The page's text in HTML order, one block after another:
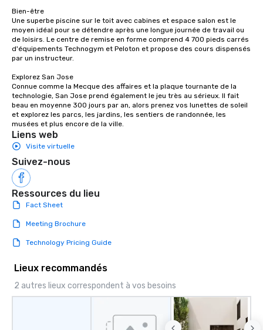
Bien-être
Une superbe piscine sur le toit avec cabines et espace salon est le
moyen idéal pour se détendre après une longue journée de travail ou
de loisirs. Le centre de remise en forme comprend 4 700 pieds carrés
d'équipements Technogym et Peloton et propose des cours dispensés
par un instructeur.
Explorez San Jose
Connue comme la Mecque des affaires et la plaque tournante de la
technologie, San Jose prend également le jeu très au sérieux. Il fait
beau en moyenne 300 jours par an, alors prenez vos lunettes de soleil
et explorez les parcs, les jardins, les sentiers de randonnée, les
musées et plus encore de la ville.
Liens web
Visite virtuelle
Suivez-nous
Ressources du lieu
Fact Sheet
Meeting Brochure
Technology Pricing Guide
Lieux recommandés
2 autres lieux correspondent à vos besoins